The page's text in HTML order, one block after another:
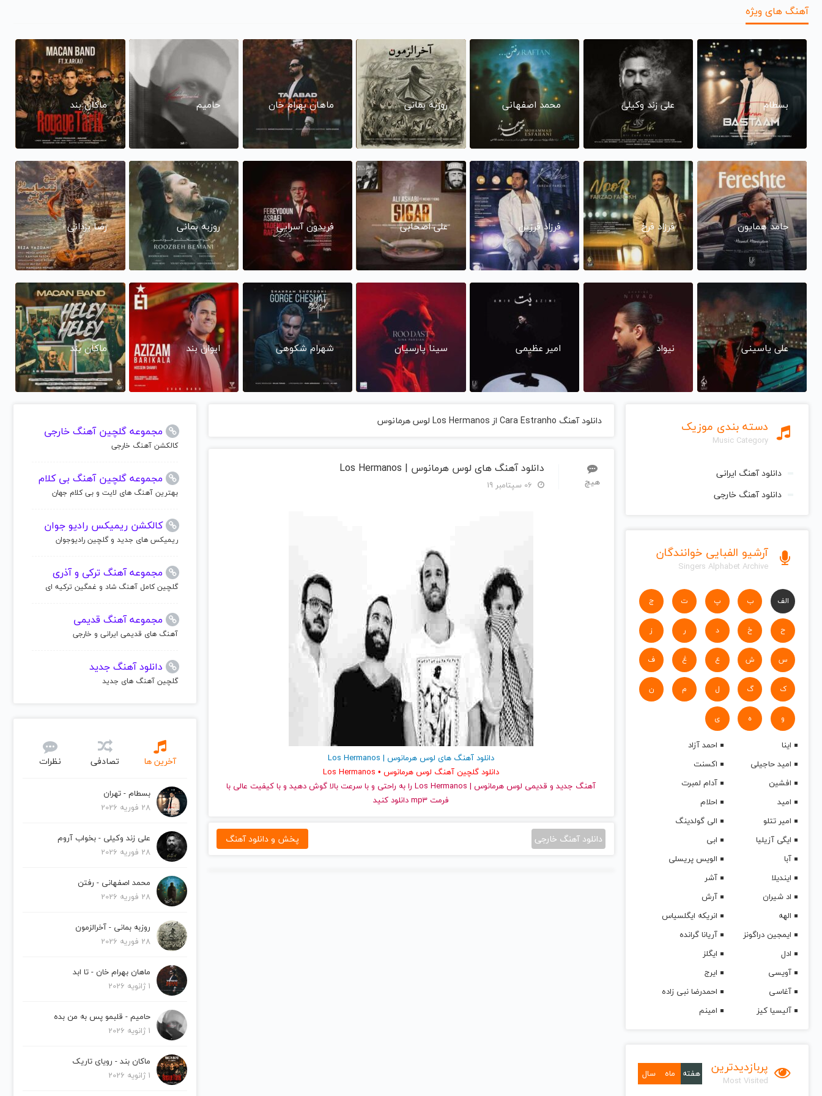
آهنگ های ویژه
بسطام علی زند وکیلی محمد اصفهانی روزبه بمانی ماهان بهرام خان حامیم ماکان بند
حامد همایون فرزاد فرخ فرزاد فرزین علی اصحابی فریدون آسرایی روزبه بمانی رضا یزدانی
علی یاسینی نیواد امیر عظیمی سینا پارسیان شهرام شکوهی ایوان بند ماکان بند
دسته بندی موزیک
Music Category
دانلود آهنگ ایرانی
دانلود آهنگ خارجی
آرشیو الفبایی خوانندگان
Singers Alphabet Archive
الف ب پ ت ج
ح خ د ر ز
س ش ع غ ف
ک گ ل م ن
و ه ی
اینا
احمد آزاد
امید حاجیلی
اکسنت
افشین
آدام لمبرت
امید
احلام
امیر تتلو
الی گولدینگ
ایگی آزیلیا
ابی
آبا
الویس پریسلی
ایندیلا
آشر
اد شیران
آرش
الهه
انریکه ایگلسیاس
ایمجین دراگونز
آریانا گرانده
ادل
ایگلز
آویسی
ایرج
آغاسی
احمدرضا نبی زاده
آلیسیا کیز
امینم
پربازدیدترین
Most Visited
هفته ماه سال
دانلود آهنگ Cara Estranho از Los Hermanos لوس هرمانوس
هیچ
دانلود آهنگ های لوس هرمانوس | Los Hermanos
دانلود آهنگ های لوس هرمانوس | Los Hermanos
دانلود گلچین آهنگ لوس هرمانوس • Los Hermanos
آهنگ جدید
و قدیمی لوس هرمانوس | Los Hermanos را به راحتی و با سرعت بالا گوش دهید و با کیفیت عالی با
فرمت mp3 دانلود کنید
دانلود آهنگ خارجی پخش و دانلود آهنگ
مجموعه گلچین آهنگ خارجی
کالکشن آهنگ خارجی
مجموعه گلچین آهنگ بی کلام
بهترین آهنگ های لایت و بی کلام جهان
کالکشن ریمیکس رادیو جوان
ریمیکس های جدید و گلچین رادیوجوان
مجموعه آهنگ ترکی و آذری
گلچین کامل آهنگ شاد و غمگین ترکیه ای
مجموعه آهنگ قدیمی
آهنگ های قدیمی ایرانی و خارجی
دانلود آهنگ جدید
گلچین آهنگ های جدید
آخرین ها تصادفی نظرات
بسطام - تهران
28 فوریه 2026
علی زند وکیلی - بخواب آروم
28 فوریه 2026
محمد اصفهانی - رفتن
28 فوریه 2026
روزبه بمانی - آخرالزمون
28 فوریه 2026
ماهان بهرام خان - تا ابد
1 ژانویه 2026
حامیم - قلبمو پس به من بده
1 ژانویه 2026
ماکان بند - رویای تاریک
1 ژانویه 2026